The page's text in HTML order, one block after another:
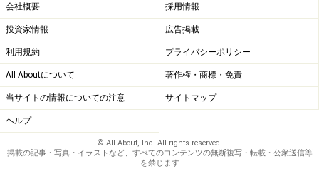
会社概要 採用情報
投資家情報 広告掲載
利用規約 プライバシーポリシー
All Aboutについて 著作権・商標・免責
当サイトの情報についての注意 サイトマップ
ヘルプ
© All About, Inc. All rights reserved.
掲載の記事・写真・イラストなど、すべてのコンテンツの無断複写・転載・公衆送信等
を禁じます